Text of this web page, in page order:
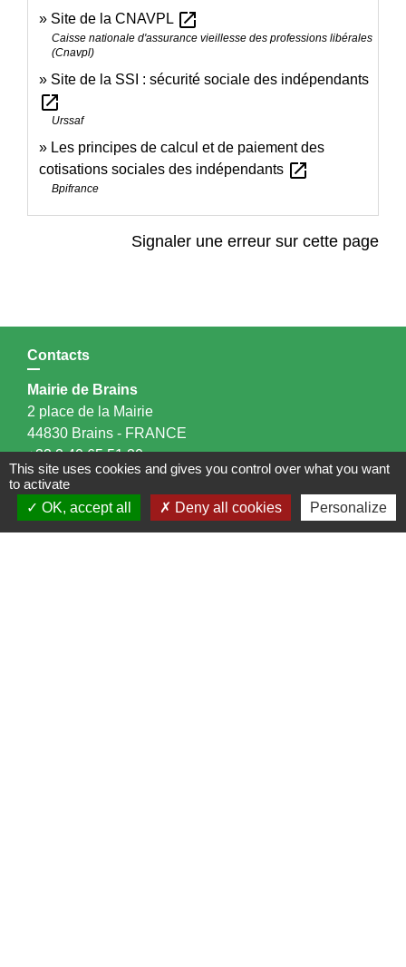
Site de la CNAVPL open_in_new
Caisse nationale d'assurance vieillesse des professions libérales
(Cnavpl)
Site de la SSI : sécurité sociale des indépendants
open_in_new
Urssaf
Les principes de calcul et de paiement des
cotisations sociales des indépendants open_in_new
Bpifrance
Signaler une erreur sur cette page
Contacts
Mairie de Brains
2 place de la Mairie
44830 Brains - FRANCE
+33 2 40 65 51 30
Contact par formulaire
Horaires d'ouverture:
This site uses cookies and gives you control over what you want
to activate
OK, accept all
Deny all cookies Personalize